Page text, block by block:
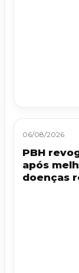
06/08/2026
PBH
após
doenças